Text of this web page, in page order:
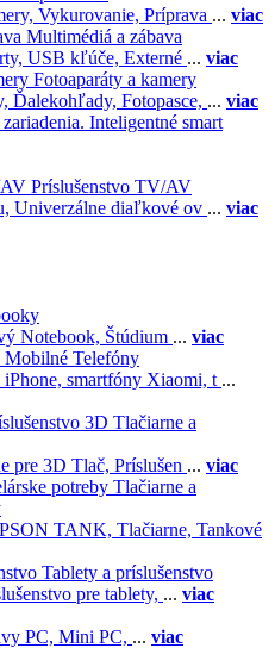
Vykurovanie, Príprava ... viac
Multimédiá a zábava
USB kľúče, Externé ... viac
Fotoaparáty a kamery
Ďalekohľady, Fotopasce, ... viac
Inteligentné smart
Príslušenstvo TV/AV
Univerzálne diaľkové ov ... viac
Notebook, Štúdium ... viac
Mobilné Telefóny
iPhone, smartfóny Xiaomi, t ...
3D Tlačiarne a
pre 3D Tlač, Príslušen ... viac
Tlačiarne a
TANK, Tlačiarne, Tankové
Tablety a príslušenstvo
pre tablety, ... viac
PC, Mini PC, ... viac